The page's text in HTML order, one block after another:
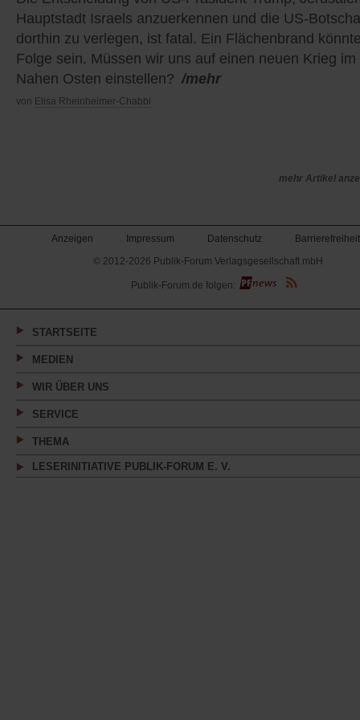
Hauptstadt Israels anzuerkennen und die US-
dorthin zu verlegen, ist fatal. Ein Flächenbrand
Folge sein. Müssen wir uns auf einen neuen Krieg im
Nahen Osten einstellen? /mehr
von Elisa Rheinheimer-Chabbi
mehr Artikel
Anzeigen Impressum Datenschutz
Barrierefreiheit
© 2012-2026 Publik-Forum Verlagsgesellschaft mbH
(Öffnet
in
neuen
Publik-Forum.de folgen:
STARTSEITE
MEDIEN
WIR ÜBER UNS
SERVICE
THEMA
LESERINITIATIVE PUBLIK-FORUM E. V.